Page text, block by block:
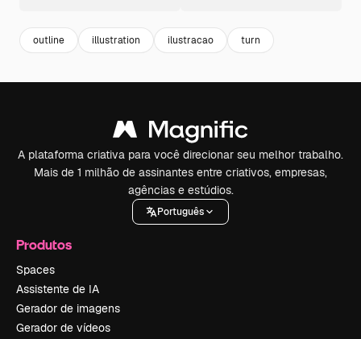
outline illustration ilustracao turn
A plataforma criativa para você direcionar seu melhor trabalho.
Mais de 1 milhão de assinantes entre criativos, empresas,
agências e estúdios.
Português
Produtos
Spaces
Assistente de IA
Gerador de imagens
Gerador de vídeos